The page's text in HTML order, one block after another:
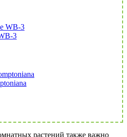
3
растений также важно